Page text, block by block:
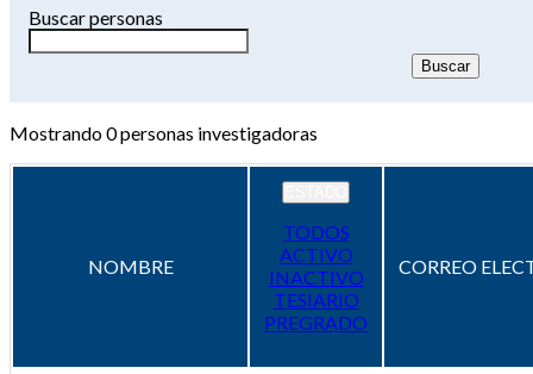
Buscar personas
Mostrando0personas investigadoras
NOMBRE
TODOS
ACTIVO
INACTIVO
TESIARIO
PREGRADO
CORREO